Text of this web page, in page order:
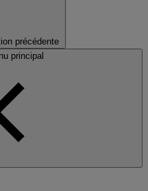
précédente
principal